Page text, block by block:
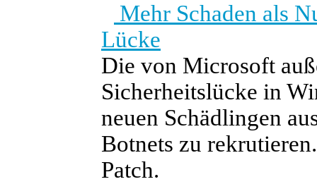
Mehr Schaden als
Lücke
Die von Microsoft
Sicherheitslücke in
neuen Schädlingen
Botnets zu
Patch.